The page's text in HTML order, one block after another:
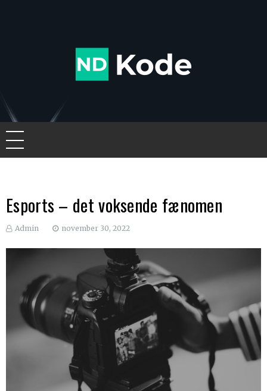
Esports – det voksende fænomen
Admin november 30, 2022